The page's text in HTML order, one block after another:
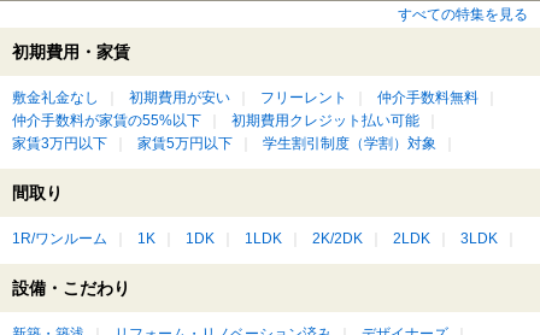
すべての特集を見る
初期費用・家賃
敷金礼金なし 初期費用が安い フリーレント
仲介手数料無料
仲介手数料が家賃の55%以下
初期費用クレジット払い可能
家賃3万円以下
家賃5万円以下 学生割引制度（学割）対象
間取り
1R/ワンルーム 1K 1DK 1LDK 2K/2DK 2LDK 3LDK
設備・こだわり